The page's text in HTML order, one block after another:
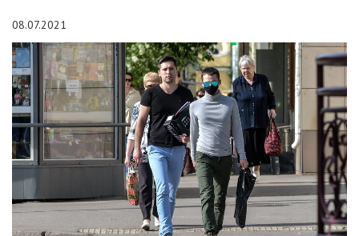
08.07.2021